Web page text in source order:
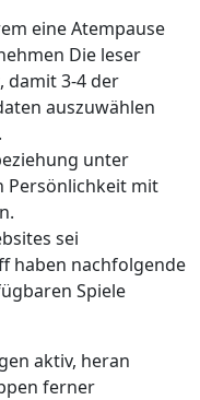
eine Atempause
Die leser
damit 3-4 der
auszuwählen
unter
Persönlichkeit mit
sei
haben nachfolgende
Spiele
aktiv, heran
ferner